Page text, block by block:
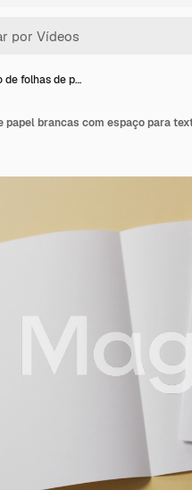
de folhas de p…
papel brancas com espaço para